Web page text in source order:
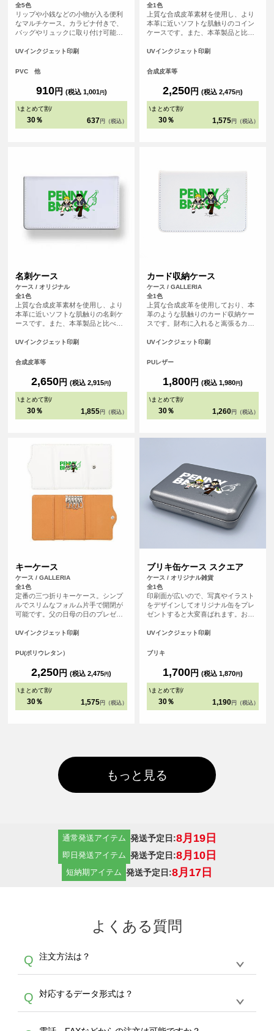
全5色
リップや小銭などの小物が入る便利
なマルチケース。カラビナ付きで、
バッグやリュックに取り付け可能。
イズ感で、推し活グッズの持ち歩き
目安サイズ：約W63×H88（mm）程
イズ：約W65×H100～105（mm）程
度収納可<br> ※あくまで収納目安に
なります。
UVインクジェット印刷
PVC 他
910円 (税込 1,001円)
\まとめて割/
30％ 637 円（税込）
全1色
上質な合成皮革素材を使用し、より
本革に近いソフトな肌触りのコイン
ケースです。また、本革製品と比
態を保てます。ファスナーが半分以
のもポイント！ちょっとした小物入
UVインクジェット印刷
合成皮革等
2,250円 (税込 2,475円)
\まとめて割/
30％ 1,575 円（税込）
名刺ケース
ケース / オリジナル
全1色
上質な合成皮革素材を使用し、より
本革に近いソフトな肌触りの名刺ケ
ースです。また、本革製品と比べ、
保てます。また、名刺ポケットは最
名刺が入ります。
UVインクジェット印刷
合成皮革等
2,650円 (税込 2,915円)
\まとめて割/
30％ 1,855 円（税込）
カード収納ケース
ケース / GALLERIA
全1色
上質な合成皮革を使用しており、本
革のような肌触りのカード収納ケー
スです。財布に入れると嵩張るカー
UVインクジェット印刷
PUレザー
1,800円 (税込 1,980円)
\まとめて割/
30％ 1,260 円（税込）
キーケース
ケース / GALLERIA
全1色
定番の三つ折りキーケース。シンプ
ルでスリムなフォルム片手で開閉が
可能です。父の日母の日のプレゼン
UVインクジェット印刷
PU(ポリウレタン）
2,250円 (税込 2,475円)
\まとめて割/
30％ 1,575 円（税込）
ブリキ缶ケース スクエア
ケース / オリジナル雑貨
全1色
印刷面が広いので、写真やイラスト
をデザインしてオリジナル缶をプレ
ゼントすると大変喜ばれます。お菓
にぴったりです。 ノベルティ・記念
商品です。
UVインクジェット印刷
ブリキ
1,700円 (税込 1,870円)
\まとめて割/
30％ 1,190 円（税込）
もっと見る
通常発送アイテム 発送予定日:8月19日
即日発送アイテム 発送予定日:8月10日
短納期アイテム 発送予定日:8月17日
よくある質問
Q 注文方法は？
A
生産にて承っております。デザインツールから
デザインの作成から決済まで完了できます。
30枚以上やシルク印刷など、大口注文の場合
Q 対応するデータ形式は？